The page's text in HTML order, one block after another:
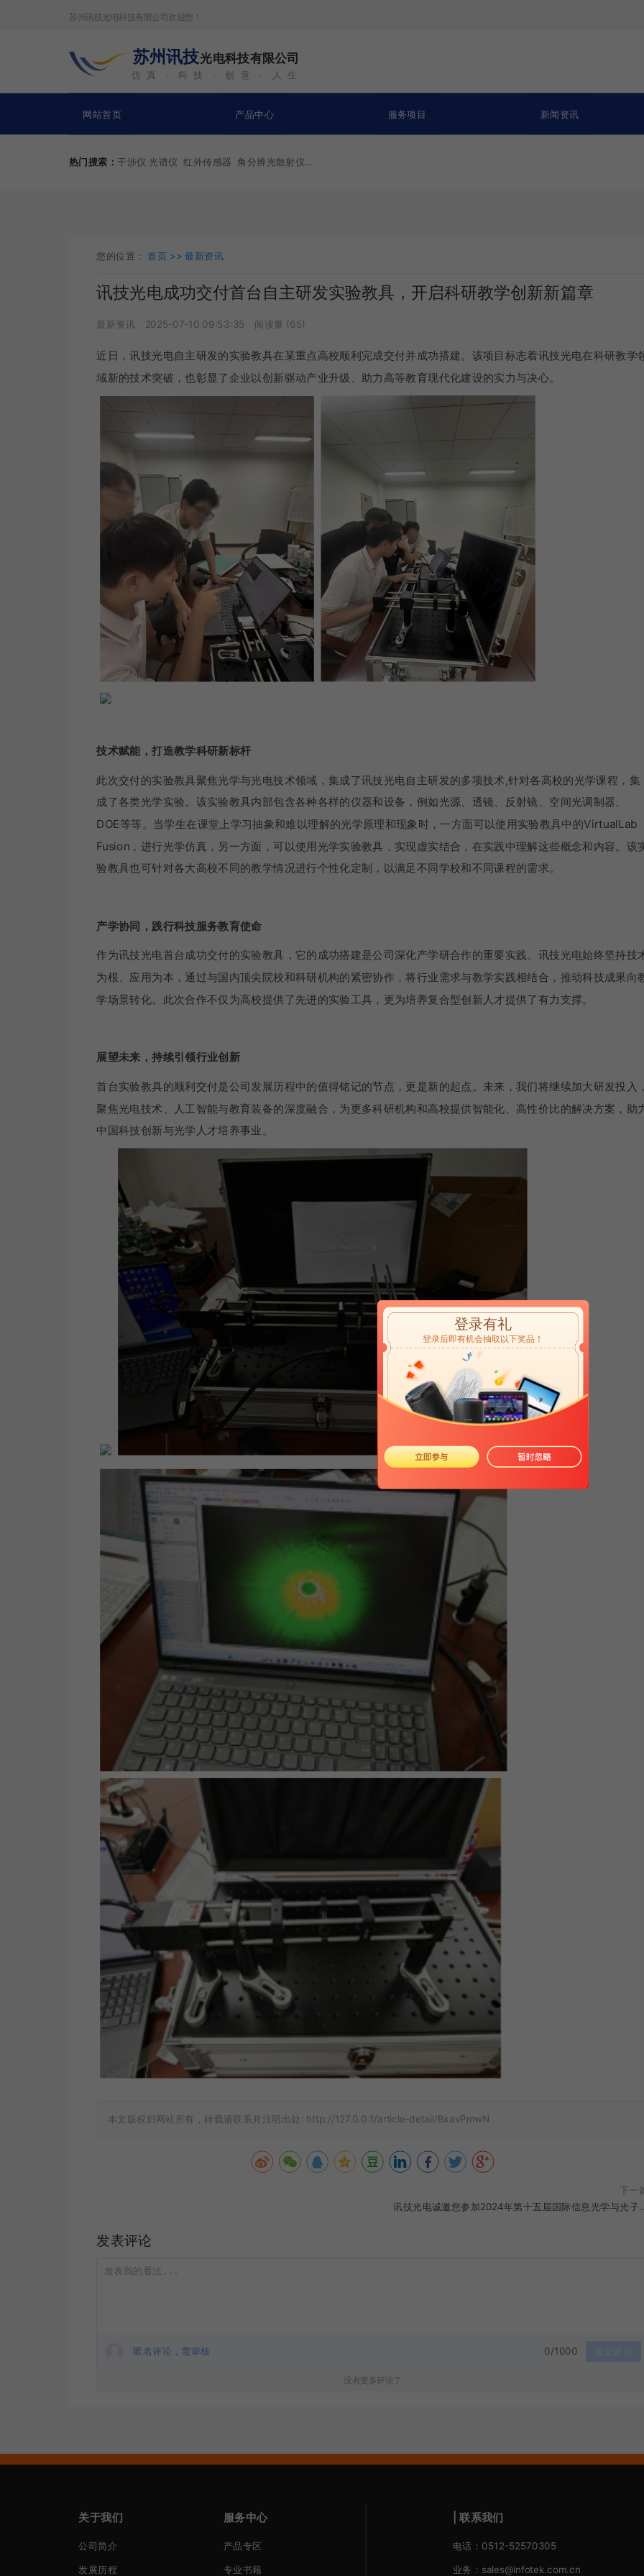
苏州讯技光电科技有限公司欢迎您！
苏州讯技光电科技有限公司
仿 真 · 科 技 · 创 意 · 人 生
网站首页 产品中心 服务项目 新闻资讯
热门搜索：干涉仪 光谱仪 红外传感器 角分辨光散射仪...
您的位置：首页 >>最新资讯
讯技光电成功交付首台自主研发实验教具，开启科研教学创新新篇章
最新资讯 2025-07-10 09:53:35 阅读量 (65)
近日，讯技光电自主研发的实验教具在某重点高校顺利完成交付并成功搭建。该项目标志着讯技光电在科研教学
域新的技术突破，也彰显了企业以创新驱动产业升级、助力高等教育现代化建设的实力与决心。
技术赋能，打造教学科研新标杆
此次交付的实验教具聚焦光学与光电技术领域，集成了讯技光电自主研发的多项技术,针对各高校的光学课程，集
成了各类光学实验。该实验教具内部包含各种各样的仪器和设备，例如光源、透镜、反射镜、空间光调制器、
DOE等等。当学生在课堂上学习抽象和难以理解的光学原理和现象时，一方面可以使用实验教具中的VirtualLab
Fusion，进行光学仿真，另一方面，可以使用光学实验教具，实现虚实结合，在实践中理解这些概念和内容。该
验教具也可针对各大高校不同的教学情况进行个性化定制，以满足不同学校和不同课程的需求。
产学协同，践行科技服务教育使命
作为讯技光电首台成功交付的实验教具，它的成功搭建是公司深化产学研合作的重要实践。讯技光电始终坚持技
为根、应用为本，通过与国内顶尖院校和科研机构的紧密协作，将行业需求与教学实践相结合，推动科技成果向
学场景转化。此次合作不仅为高校提供了先进的实验工具，更为培养复合型创新人才提供了有力支撑。
展望未来，持续引领行业创新
首台实验教具的顺利交付是公司发展历程中的值得铭记的节点，更是新的起点。未来，我们将继续加大研发投入
聚焦光电技术、人工智能与教育装备的深度融合，为更多科研机构和高校提供智能化、高性价比的解决方案，助
中国科技创新与光学人才培养事业。
本文版权归网站所有，转载请联系并注明出处: http://127.0.0.1/article-detail/BxavPmwN
下一
讯技光电诚邀您参加2024年第十五届国际信息光学与光子
发表评论
匿名评论，需审核 0/1000
没有更多评论了
关于我们
公司简介
发展历程
服务中心
产品专区
专业书籍
| 联系我们
电话：0512-52570305
业务：sales@infotek.com.cn
登录有礼
登录后即有机会抽取以下奖品！